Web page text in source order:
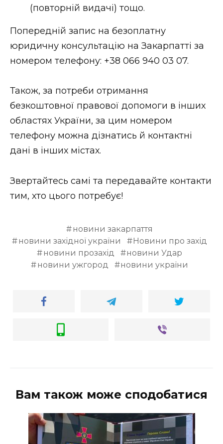
(повторній видачі) тощо.
Попередній запис на безоплатну
юридичну консультацію на Закарпатті за
номером телефону: +38 066 940 03 07.
Також, за потреби отримання
безкоштовної правової допомоги в інших
областях України, за цим номером
телефону можна дізнатись й контактні
дані в інших містах.
Звертайтесь самі та передавайте контакти
тим, хто цього потребує!
новини закарпаття
новини західної україни
Новини про захід
новини прозахід
новини Удар
новини ужгород
новини україни
Вам також може сподобатися